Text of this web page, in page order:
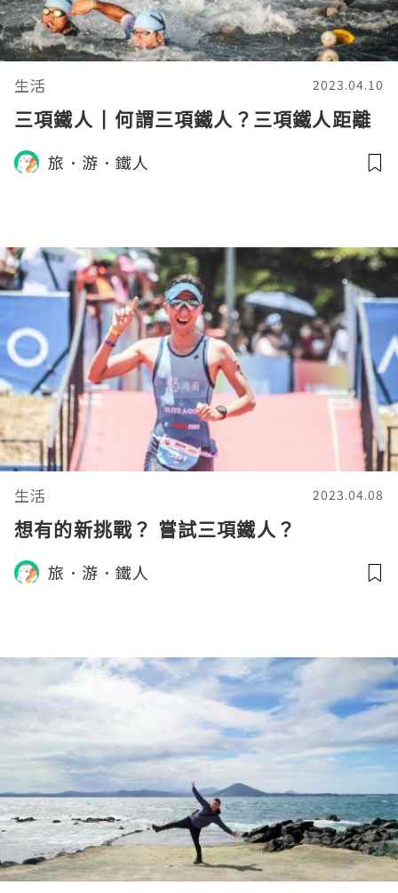
生活 2023.04.10
三項鐵人 | 何謂三項鐵人？三項鐵人距離
旅．游．鐵人
生活 2023.04.08
想有的新挑戰？ 嘗試三項鐵人？
旅．游．鐵人